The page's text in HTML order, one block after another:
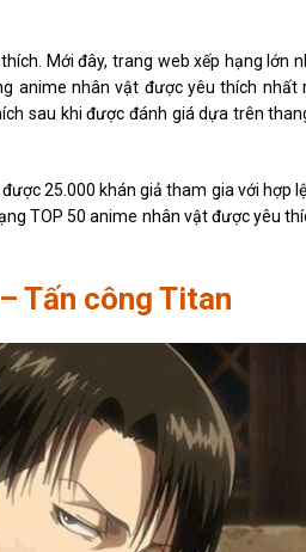
Mới đây, trang web xếp hạng lớn
anime nhân vật được yêu thích nhất
sau khi được đánh giá dựa trên
25.000 khán giả tham gia với hợp
TOP 50 anime nhân vật được yêu
Tấn công Titan